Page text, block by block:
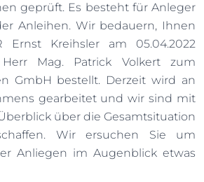
geprüft. Es besteht für Anleger
Anleihen. Wir bedauern, Ihnen
Kreihsler am 05.04.2022
Mag. Patrick Volkert zum
GmbH bestellt. Derzeit wird an
gearbeitet und wir sind mit
über die Gesamtsituation
Wir ersuchen Sie um
Anliegen im Augenblick etwas